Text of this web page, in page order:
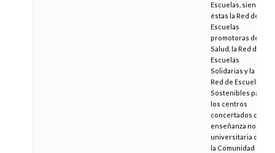
Escuelas, siendo
éstas la Red de
Escuelas
promotoras de
Salud, la Red de
Escuelas
Solidarias y la
Red de Escuelas
Sostenibles para
los centros
concertados de
enseñanza no
universitaria de
la Comunidad